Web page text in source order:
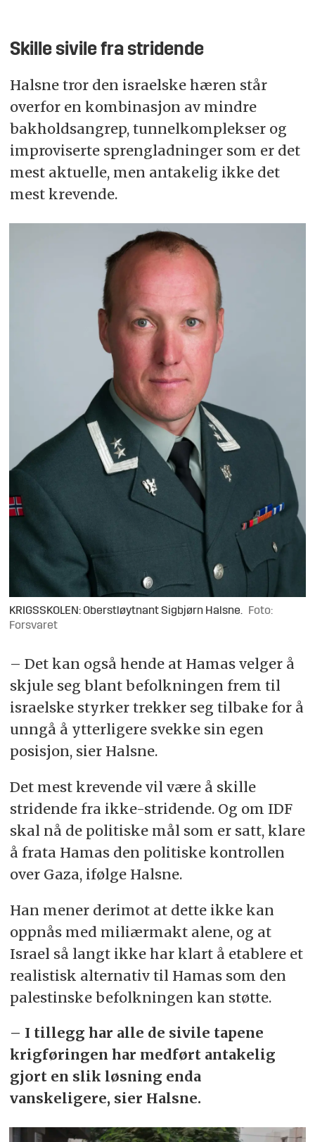
Skille sivile fra stridende
Halsne tror den israelske hæren står
overfor en kombinasjon av mindre
bakholdsangrep, tunnelkomplekser og
improviserte sprengladninger som er det
mest aktuelle, men antakelig ikke det
mest krevende.
KRIGSSKOLEN: Oberstløytnant Sigbjørn Halsne.
Foto:
Forsvaret
– Det kan også hende at Hamas velger å
skjule seg blant befolkningen frem til
israelske styrker trekker seg tilbake for å
unngå å ytterligere svekke sin egen
posisjon, sier Halsne.
Det mest krevende vil være å skille
stridende fra ikke-stridende. Og om IDF
skal nå de politiske mål som er satt, klare
å frata Hamas den politiske kontrollen
over Gaza, ifølge Halsne.
Han mener derimot at dette ikke kan
oppnås med miliærmakt alene, og at
Israel så langt ikke har klart å etablere et
realistisk alternativ til Hamas som den
palestinske befolkningen kan støtte.
– I tillegg har alle de sivile tapene
krigføringen har medført antakelig
gjort en slik løsning enda
vanskeligere, sier Halsne.